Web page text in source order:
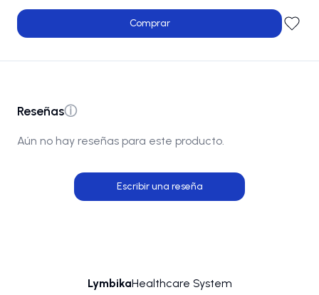
Comprar
Reseñasⓘ
Aún no hay reseñas para este producto.
Escribir una reseña
LymbikaHealthcare System